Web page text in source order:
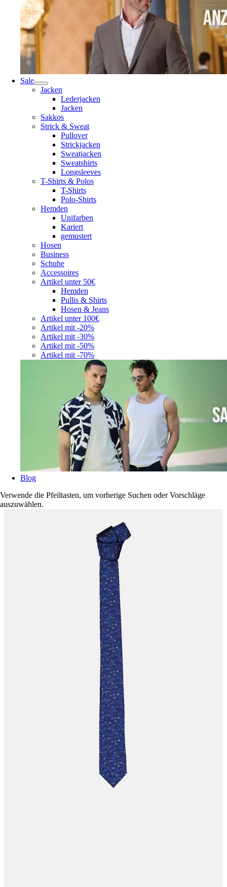
Sale
Jacken
Lederjacken
Jacken
Sakkos
Strick & Sweat
Pullover
Strickjacken
Sweatjacken
Sweatshirts
Longsleeves
T-Shirts & Polos
T-Shirts
Polo-Shirts
Hemden
Unifarben
Kariert
gemustert
Hosen
Business
Schuhe
Accessoires
Artikel unter 50€
Hemden
Pullis & Shirts
Hosen & Jeans
Artikel unter 100€
Artikel mit -20%
Artikel mit -30%
Artikel mit -50%
Artikel mit -70%
Blog
Verwende die Pfeiltasten, um vorherige Suchen oder Vorschläge
auszuwählen.